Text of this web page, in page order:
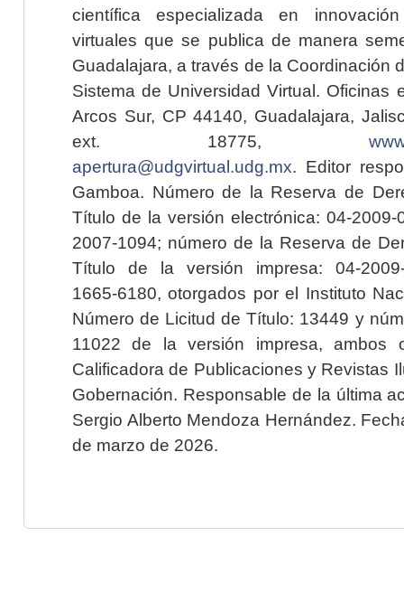
científica especializada en
virtuales que se publica de manera
Guadalajara, a través de la Coordinación
Sistema de Universidad Virtual. Oficinas
Arcos Sur, CP 44140, Guadalajara,
ext. 18775,
apertura@udgvirtual.udg.mx. Editor
Gamboa. Número de la Reserva de
Título de la versión electrónica: 04-2009-
2007-1094; número de la Reserva de
Título de la versión impresa: 04-2009-
1665-6180, otorgados por el Instituto
Número de Licitud de Título: 13449 y
11022 de la versión impresa, ambos
Calificadora de Publicaciones y Revistas
Gobernación. Responsable de la última
Sergio Alberto Mendoza Hernández.
de marzo de 2026.